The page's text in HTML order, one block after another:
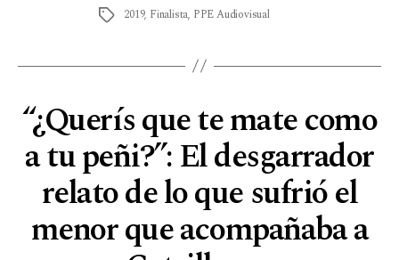
2019, Finalista, PPE Audiovisual
“¿Querís que te mate como
a tu peñi?”: El desgarrador
relato de lo que sufrió el
menor que acompañaba a